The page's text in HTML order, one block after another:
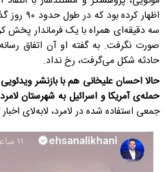
اظهار
سه دقیقه‌ای همراه با یک فرماندار
صورت نگرفت. به گفته او آن اتفاق
حادثه شکل می‌گرفت، رخ نداد.
حمله‌ی آمریکا و اسرائیل به شهرستان
جمعی استفاده شده در لامرد، لابه‌لای